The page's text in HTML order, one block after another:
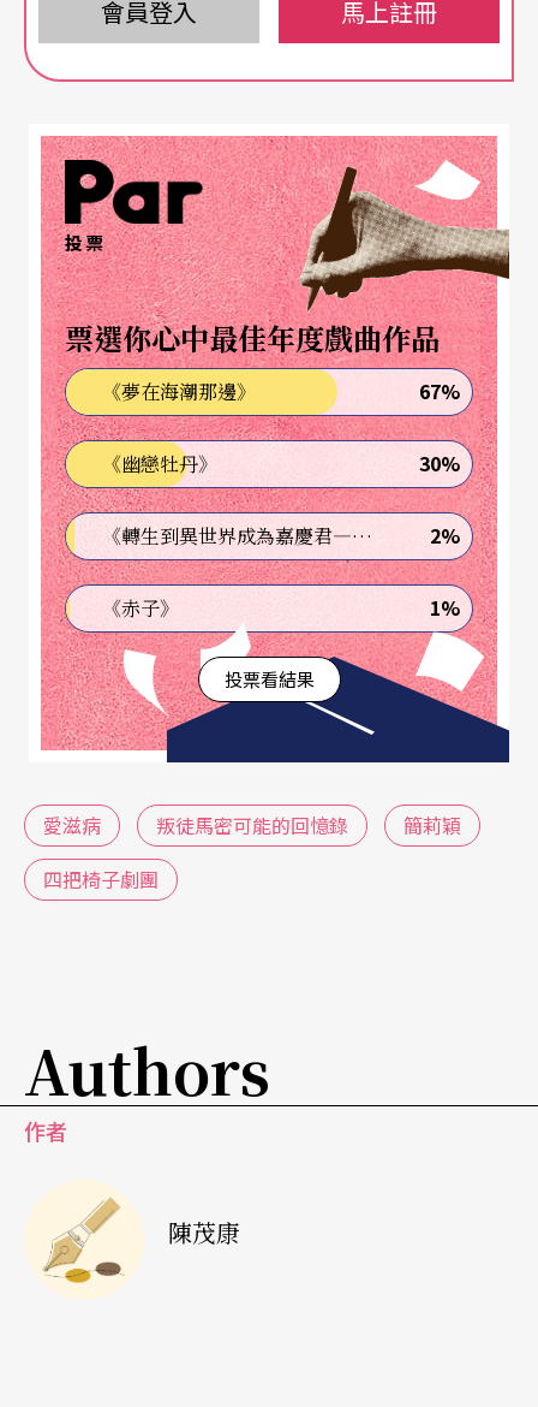
品，其實最初的計畫，是想要做一個「台灣版」
《美國天使》。但關於愛滋病的資料太多，我知道
是申請了「藝術基地計畫」，有多一點的時間準
備。《叛徒馬密可能的回憶錄》這個作品很特別的
是，它的初衷與我後來完成的方向完全不同；這是
一個因為受到了田調過程的影響，而改變我原來觀
點的作品。以前的作品或階段呈現，通常即使有些
變動，但不會差得太遠，《馬密》就是真的差很
遠。
：原先計畫的台灣版《美國天使》會從什麼部分
著手？
：《美國天使》這個作品的歷史背景，就是從一九
八○年代開始的愛滋恐慌，劇本當中也處理了有關
當時的政局，以及因為保守主義的懈怠而拖延擴展
了病情，還有其他政治、宗教的層面。我那時候想
要做台灣版《美國天使》，就也想要把故事設定在
集。開始就找朋友幫我聯絡一些團體、一起做訪
問，找很資深的、不管是同志運動，或愛滋人權運
現在需要面對的事情，跟那時候已經不太一樣了
——因為你的醫療條件改變了。雞尾酒療法的出
現，也徹底地改變了他們的生命。
可是，人們對於愛滋病的概念，卻在雞尾酒療法之
前，就已經形塑完成了。感染者與病人就此背負了
很多「疾病的隱喻」——世紀末黑死病、瘟疫、上
會員登入 馬上註冊
投票
票選你心中最佳年度戲曲作品
《夢在海潮那邊》 67%
《幽戀牡丹》 30%
《轉生到異世界成為嘉慶君—發現我的祖先是詐騙集團!?》 2%
《赤子》 1%
投票看結果
愛滋病 叛徒馬密可能的回憶錄
簡莉穎
四把椅子劇團
Authors
作者
陳茂康